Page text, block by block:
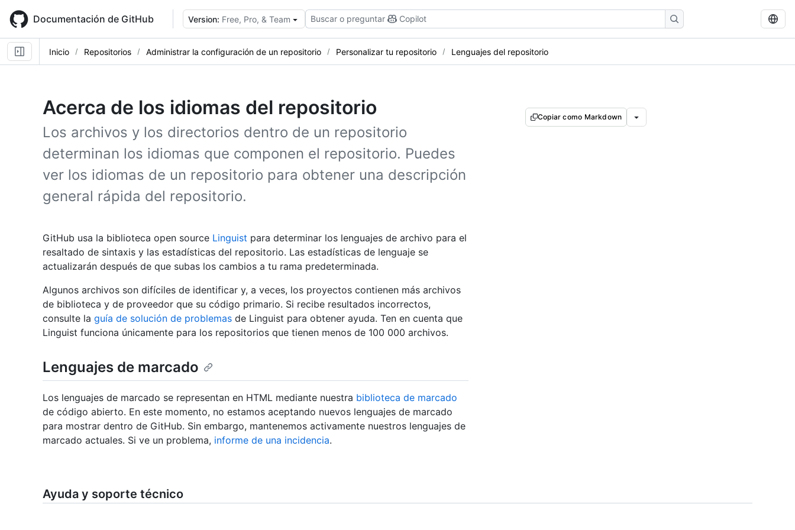
main
content
Documentación de GitHub Version: Free, Pro, & Team Buscar o preguntar Copilot
Inicio Repositorios Administrar la configuración de un repositorio Personalizar tu repositorio Lenguajes del repositorio
Acerca de los idiomas del repositorio
Los archivos y los directorios dentro de un repositorio
determinan los idiomas que componen el repositorio. Puedes
ver los idiomas de un repositorio para obtener una descripción
general rápida del repositorio.
Copiar como Markdown
GitHub usa la biblioteca open source Linguist para determinar los lenguajes de archivo para el
resaltado de sintaxis y las estadísticas del repositorio. Las estadísticas de lenguaje se
actualizarán después de que subas los cambios a tu rama predeterminada.
Algunos archivos son difíciles de identificar y, a veces, los proyectos contienen más archivos
de biblioteca y de proveedor que su código primario. Si recibe resultados incorrectos,
consulte la guía de solución de problemas de Linguist para obtener ayuda. Ten en cuenta que
Linguist funciona únicamente para los repositorios que tienen menos de 100 000 archivos.
Lenguajes de marcado
Los lenguajes de marcado se representan en HTML mediante nuestra biblioteca de marcado
de código abierto. En este momento, no estamos aceptando nuevos lenguajes de marcado
para mostrar dentro de GitHub. Sin embargo, mantenemos activamente nuestros lenguajes de
marcado actuales. Si ve un problema, informe de una incidencia.
Ayuda y soporte técnico